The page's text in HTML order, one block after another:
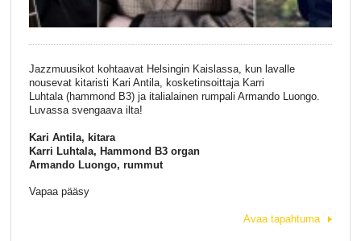
Jazzmuusikot kohtaavat Helsingin Kaislassa, kun lavalle
nousevat kitaristi Kari Antila, kosketinsoittaja Karri
Luhtala (hammond B3) ja italialainen rumpali Armando Luongo.
Luvassa svengaava ilta!
Kari Antila, kitara
Karri Luhtala, Hammond B3 organ
Armando Luongo, rummut
Vapaa pääsy
Avaa tapahtuma